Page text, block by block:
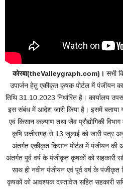
कोरबा(theValleygraph.com)। सभी
उपार्जन हेतु एकीकृत कृषक पोर्टल में पंजीयन
तिथि 31.10.2023 निर्धारित है। कार्यालय
इस संबंध में आदेश जारी किया है। इसमें बताया
एवं किसान कल्याण तथा जैव प्रौद्योगिकी
कृषि छत्तीसगढ़ से 13 जुलाई को जारी पत्र
अंतर्गत एकीकृत किसान पोर्टल में पंजीयन
अंतर्गत पूर्व वर्ष के पंजीकृत कृषकों को सहकारी
साथ ही नवीन पंजीयन एवं पूर्व वर्ष के
कृषकों को आवश्यक दस्तावेज सहित सहकारी